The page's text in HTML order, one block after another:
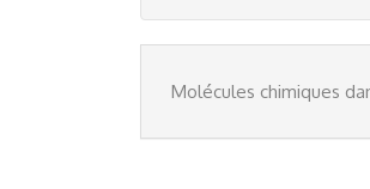
Molécules chimiques